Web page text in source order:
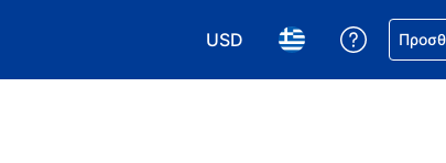
USD
Επιλέξτε το νόμισμά σας.
Επιλέξτε τη